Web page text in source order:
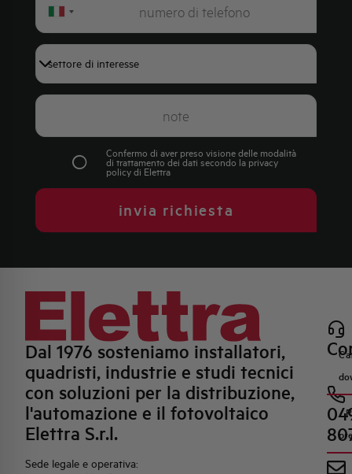
Italy
Confermo di aver preso visione delle modalità
di trattamento dei dati secondo la privacy
policydi Elettra
invia richiesta
Dal 1976 sosteniamo installatori,
quadristi, industrie e studi tecnici
con soluzioni per la distribuzione,
l'automazione e il fotovoltaico
Elettra S.r.l.
Sede legale e operativa: